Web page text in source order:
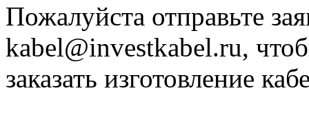
Пожалуйста отправьте
kabel@investkabel.ru,
заказать изготовление